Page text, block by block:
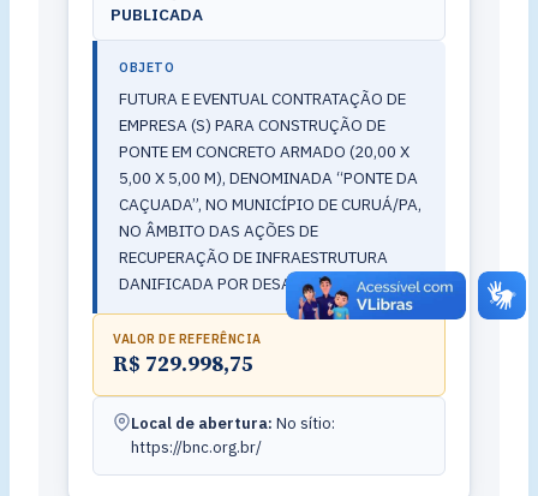
PUBLICADA
OBJETO
FUTURA E EVENTUAL CONTRATAÇÃO DE
EMPRESA (S) PARA CONSTRUÇÃO DE
PONTE EM CONCRETO ARMADO (20,00 X
5,00 X 5,00 M), DENOMINADA “PONTE DA
CAÇUADA”, NO MUNICÍPIO DE CURUÁ/PA,
NO ÂMBITO DAS AÇÕES DE
RECUPERAÇÃO DE INFRAESTRUTURA
DANIFICADA POR DESASTRE.
VALOR DE REFERÊNCIA
R$ 729.998,75
Local de abertura: No sítio:
https://bnc.org.br/